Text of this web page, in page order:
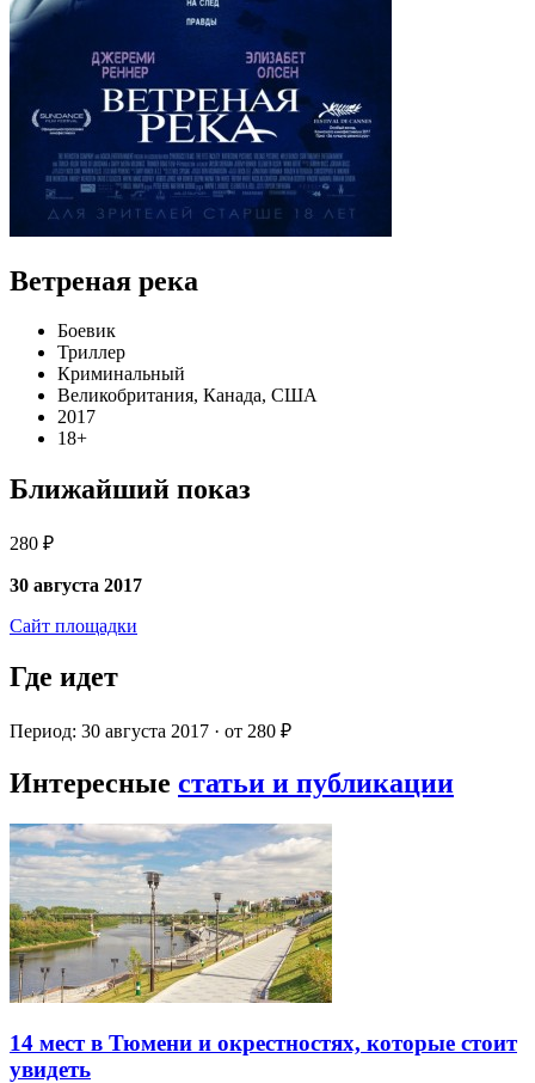
Ветреная река
Боевик
Триллер
Криминальный
Великобритания, Канада, США
2017
18+
Ближайший показ
280 ₽
30 августа 2017
Сайт площадки
Где идет
Период: 30 августа 2017 · от 280 ₽
Интересные статьи и публикации
14 мест в Тюмени и окрестностях, которые стоит
увидеть